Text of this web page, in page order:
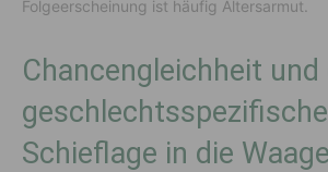
Folgeerscheinung ist häufig Altersarmut.
Chancengleichheit und
geschlechtsspezifische
Schieflage in die